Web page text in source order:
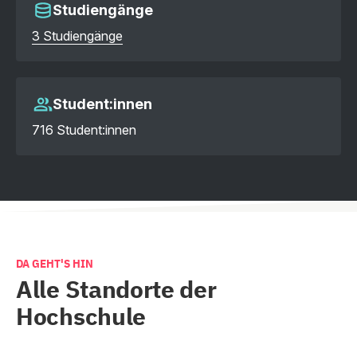
Studiengänge
3 Studiengänge
Student:innen
716 Student:innen
DA GEHT'S HIN
Alle Standorte der
Hochschule